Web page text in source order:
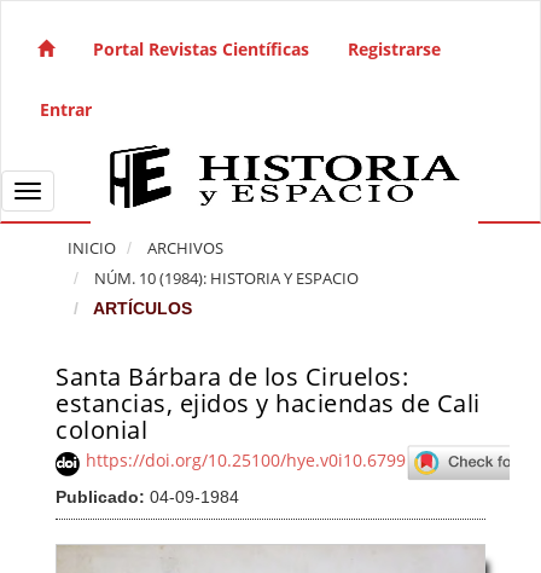
Navegación principal
Barra lateral
Portal Revistas Científicas Registrarse
Entrar
Toggle navigation
INICIO
ARCHIVOS
NÚM. 10 (1984): HISTORIA Y ESPACIO
ARTÍCULOS
Santa Bárbara de los Ciruelos:
estancias, ejidos y haciendas de Cali
colonial
https://doi.org/10.25100/hye.v0i10.6799
Publicado: 04-09-1984
Barra lateral del artículo